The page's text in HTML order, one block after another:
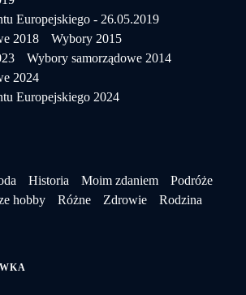
Europejskiego - 26.05.2019
2018
Wybory 2015
Wybory samorządowe 2014
2024
Europejskiego 2024
Historia Moim zdaniem
Podróże
hobby Różne Zdrowie Rodzina